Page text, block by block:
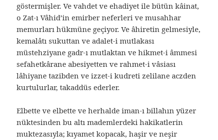
göstermişler. Ve vahdet ve ehadiyet ile bütün kâinat,
o Zat-ı Vâhid’in emirber neferleri ve musahhar
memurları hükmüne geçiyor. Ve âhiretin gelmesiyle,
kemalâtı sukuttan ve adalet-i mutlakası
müstehziyane gadr-ı mutlaktan ve hikmet-i âmmesi
sefahetkârane abesiyetten ve rahmet-i vâsiası
lâhiyane tazibden ve izzet-i kudreti zelilane aczden
kurtulurlar, takaddüs ederler.
Elbette ve elbette ve herhalde iman-ı billahın yüzer
nüktesinden bu altı mademlerdeki hakikatlerin
muktezasıyla; kıyamet kopacak, haşir ve neşir